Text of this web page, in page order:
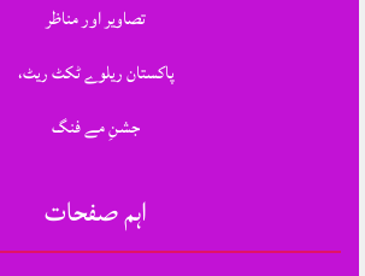
تصاویر اور مناظر
پاکستان ریلوے ٹکٹ ریٹ،
جشنِ مے فنگ
اہم صفحات